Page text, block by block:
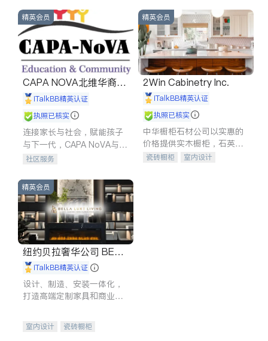
建筑合同、刑事案件全包办
信托/遗嘱
商业
索赔
律师-其它 保释
精英会员
CAPA NOVA北维华裔家
长会iTalkBB精英认证
执照已核实
连接家长与社会，赋能孩子
与下一代，CAPA NoVA与您
携手建设包容、公平、充满
社区服务
精英会员
2Win Cabinetry Inc.
iTalkBB精英认证
执照已核实
中华橱柜石材公司以实惠的
价格提供实木橱柜，石英石
台面，多种优质不锈钢水
瓷砖橱柜
室内设计
精英会员
纽约贝拉奢华公司 BELL
A LUXE
iTalkBB精英认证
设计、制造、安装一体化，
打造高端定制家具和商业空
室内设计
瓷砖橱柜